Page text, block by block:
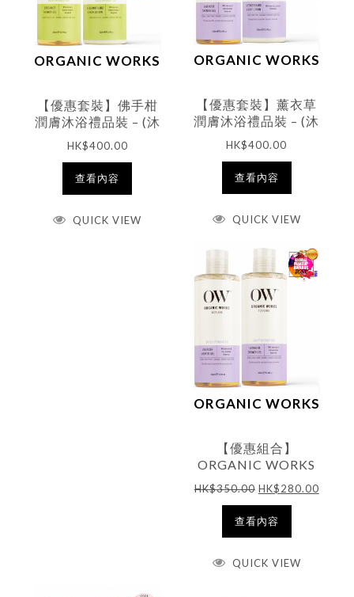
ORGANIC WORKS
【優惠套裝】佛手柑
潤膚沐浴禮品裝 – (沐
浴露300ml + 潤膚露
300ml)
HK$400.00
查看內容
QUICK VIEW
ORGANIC WORKS
【優惠套裝】薰衣草
潤膚沐浴禮品裝 – (沐
浴露300ml + 潤膚露
300ml)
HK$400.00
查看內容
QUICK VIEW
ORGANIC WORKS
【優惠組合】
ORGANIC WORKS
– 薰衣草沐浴露
300ml X2
HK$350.00 HK$280.00
查看內容
QUICK VIEW